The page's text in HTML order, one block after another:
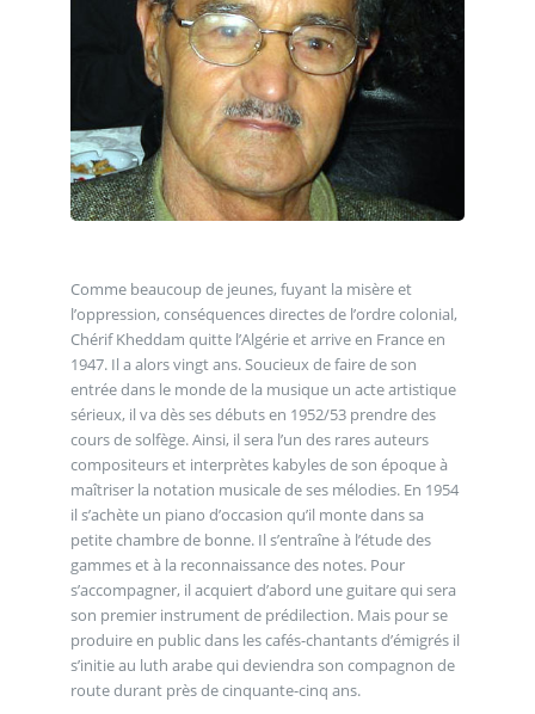
Comme beaucoup de jeunes, fuyant la misère et
l’oppression, conséquences directes de l’ordre colonial,
Chérif Kheddam quitte l’Algérie et arrive en France en
1947. Il a alors vingt ans. Soucieux de faire de son
entrée dans le monde de la musique un acte artistique
sérieux, il va dès ses débuts en 1952/53 prendre des
cours de solfège. Ainsi, il sera l’un des rares auteurs
compositeurs et interprètes kabyles de son époque à
maîtriser la notation musicale de ses mélodies. En 1954
il s’achète un piano d’occasion qu’il monte dans sa
petite chambre de bonne. Il s’entraîne à l’étude des
gammes et à la reconnaissance des notes. Pour
s’accompagner, il acquiert d’abord une guitare qui sera
son premier instrument de prédilection. Mais pour se
produire en public dans les cafés-chantants d’émigrés il
s’initie au luth arabe qui deviendra son compagnon de
route durant près de cinquante-cinq ans.